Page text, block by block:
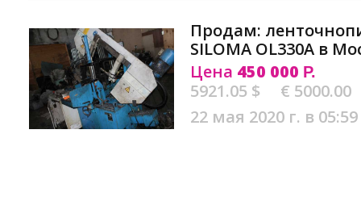
Продам:
SILOMA OL330A в
Цена 450 000 Р.
5921.05 $
€ 5000.00
22 мая 2020 г. в 05:59